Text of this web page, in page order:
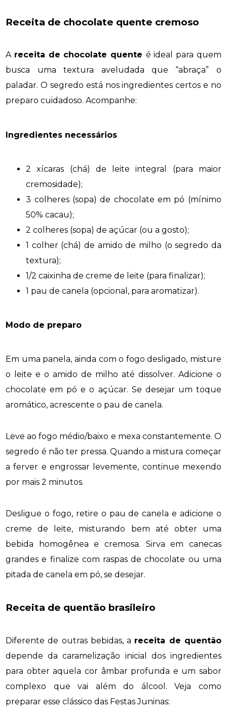
Receita de chocolate quente cremoso
A receita de chocolate quente é ideal para quem
busca uma textura aveludada que “abraça” o
paladar. O segredo está nos ingredientes certos e no
preparo cuidadoso. Acompanhe:
Ingredientes necessários
2 xícaras (chá) de leite integral (para maior
cremosidade);
3 colheres (sopa) de chocolate em pó (mínimo
50% cacau);
2 colheres (sopa) de açúcar (ou a gosto);
1 colher (chá) de amido de milho (o segredo da
textura);
1/2 caixinha de creme de leite (para finalizar);
1 pau de canela (opcional, para aromatizar).
Modo de preparo
Em uma panela, ainda com o fogo desligado, misture
o leite e o amido de milho até dissolver. Adicione o
chocolate em pó e o açúcar. Se desejar um toque
aromático, acrescente o pau de canela.
Leve ao fogo médio/baixo e mexa constantemente. O
segredo é não ter pressa. Quando a mistura começar
a ferver e engrossar levemente, continue mexendo
por mais 2 minutos.
Desligue o fogo, retire o pau de canela e adicione o
creme de leite, misturando bem até obter uma
bebida homogênea e cremosa. Sirva em canecas
grandes e finalize com raspas de chocolate ou uma
pitada de canela em pó, se desejar.
Receita de quentão brasileiro
Diferente de outras bebidas, a receita de quentão
depende da caramelização inicial dos ingredientes
para obter aquela cor âmbar profunda e um sabor
complexo que vai além do álcool. Veja como
preparar esse clássico das Festas Juninas: